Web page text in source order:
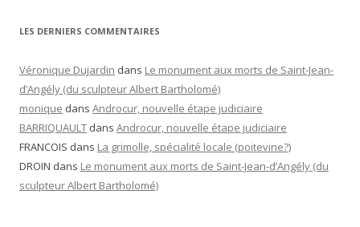
LES DERNIERS COMMENTAIRES
Véronique Dujardin dans Le monument aux morts de Saint-Jean-
d’Angély (du sculpteur Albert Bartholomé)
monique dans Androcur, nouvelle étape judiciaire
BARRIQUAULT dans Androcur, nouvelle étape judiciaire
FRANCOIS dans La grimolle, spécialité locale (poitevine?)
DROIN dans Le monument aux morts de Saint-Jean-d’Angély (du
sculpteur Albert Bartholomé)